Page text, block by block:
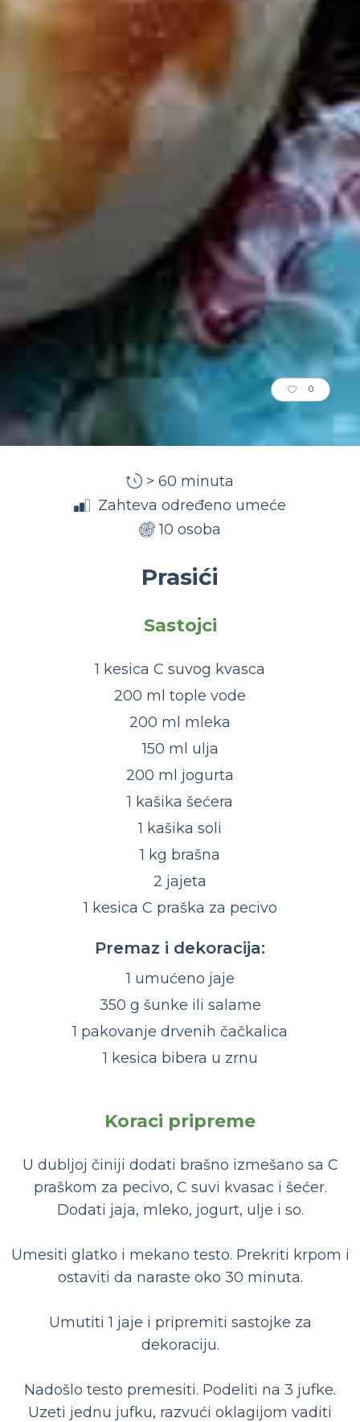
0
> 60 minuta
Zahteva određeno umeće
10 osoba
Prasići
Sastojci
1 kesica C suvog kvasca
200 ml tople vode
200 ml mleka
150 ml ulja
200 ml jogurta
1 kašika šećera
1 kašika soli
1 kg brašna
2 jajeta
1 kesica C praška za pecivo
Premaz i dekoracija:
1 umućeno jaje
350 g šunke ili salame
1 pakovanje drvenih čačkalica
1 kesica bibera u zrnu
Koraci pripreme
U dubljoj činiji dodati brašno izmešano sa C
praškom za pecivo, C suvi kvasac i šećer.
Dodati jaja, mleko, jogurt, ulje i so.
Umesiti glatko i mekano testo. Prekriti krpom i
ostaviti da naraste oko 30 minuta.
Umutiti 1 jaje i pripremiti sastojke za
dekoraciju.
Nadošlo testo premesiti. Podeliti na 3 jufke.
Uzeti jednu jufku, razvući oklagijom vaditi